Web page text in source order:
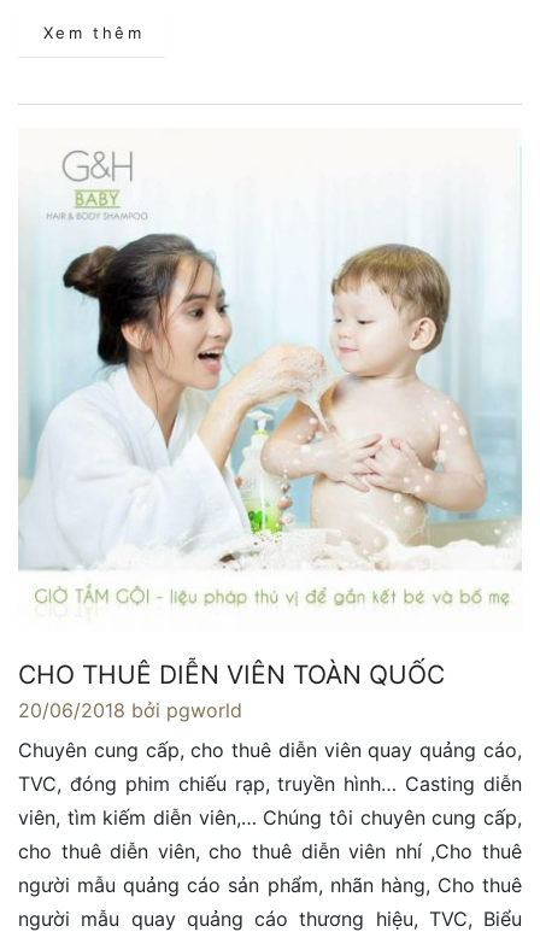
Xem thêm
CHO THUÊ DIỄN VIÊN TOÀN QUỐC
20/06/2018 bởi pgworld
Chuyên cung cấp, cho thuê diễn viên quay quảng cáo,
TVC, đóng phim chiếu rạp, truyền hình… Casting diễn
viên, tìm kiếm diễn viên,… Chúng tôi chuyên cung cấp,
cho thuê diễn viên, cho thuê diễn viên nhí ,Cho thuê
người mẫu quảng cáo sản phẩm, nhãn hàng, Cho thuê
người mẫu quay quảng cáo thương hiệu, TVC, Biểu